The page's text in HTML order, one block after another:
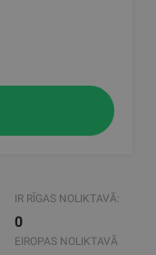
IR RĪGAS NOLIKTAVĀ:
0
EIROPAS NOLIKTAVĀ